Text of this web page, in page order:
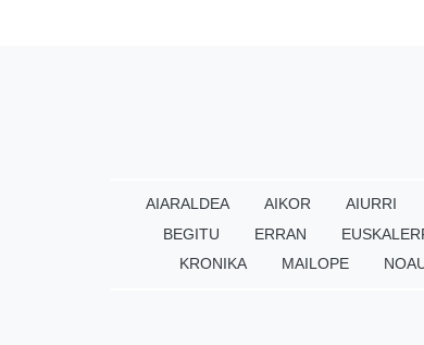
AIARALDEA AIKOR AIURRI
BEGITU
ERRAN
KRONIKA
MAILOPE